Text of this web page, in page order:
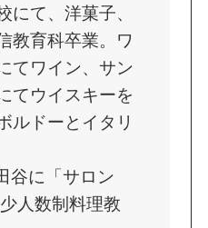
にて、洋菓子、
教育科卒業。ワ
てワイン、サン
てウイスキーを
ルドーとイタリ
谷に「サロン
人数制料理教